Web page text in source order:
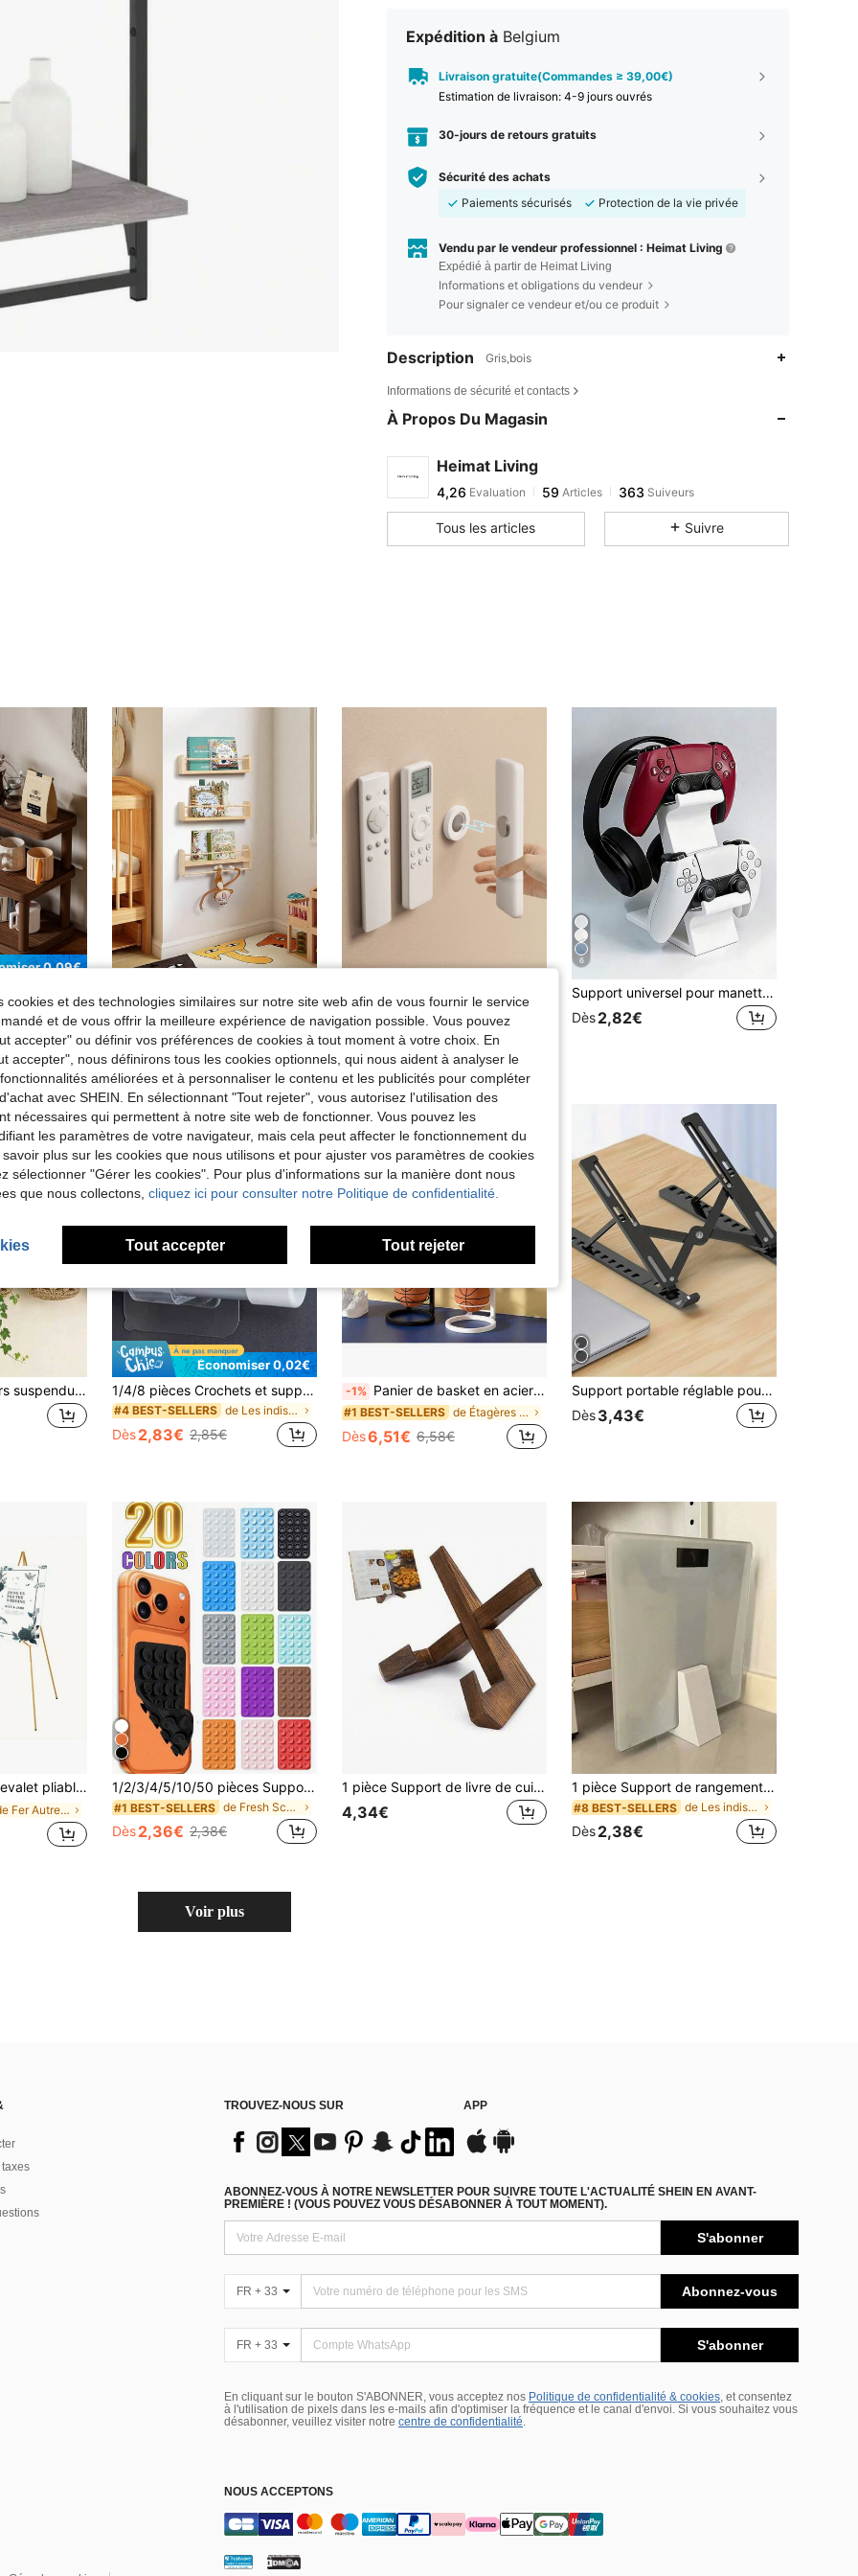
Expédition à Belgium
Livraison gratuite(Commandes ≥ 39,00€)
Estimation de livraison: 4-9 jours ouvrés
30-jours de retours gratuits
Sécurité des achats
Paiements sécurisés
Protection de la vie privée
Vendu par le vendeur professionnel : Heimat Living
Expédié à partir de Heimat Living
Informations et obligations du vendeur
Pour signaler ce vendeur et/ou ce produit
Description Gris,bois
Informations de sécurité et contacts
À Propos Du Magasin
Heimat Living
4,26 Evaluation 59 Articles 363 Suiveurs
Tous les articles Suivre
0,09€
Dès8,84€ 8,87€ #2 BEST-SELLERS
Dès2,58€
6
Support universel pour manette de jeu & casque 3-en-1, support de manette de jeu, organisateur de bureau gain de place, étagère de rangement pour casque pour les joueurs passionnés et les utilisateurs occasionnels, étagère de rangement, accessoire de jeu de bureau, décoration de salle de jeu
Dès2,82€
1/2/3 pièces Paniers suspendus pour plantes d'intérieur, paniers de rangement tressés à la main, convenant aux plantes de moins de 4 pouces, support mural pour plantes d'intérieur, pot de fleurs mural d'intérieur, pot de fleurs suspendu, panier suspendu pour plantes de salon, ornement suspendu décoratif
Économiser 0,02€
1/4/8 pièces Crochets et supports de tringle à rideaux auto-adhésifs réglables, supports de tringle muraux sans perçage, polyvalents pour salle de bain, cuisine et hôtel, convient pour les tringles à rideaux de 1-2 cm de diamètre, convient pour une utilisation dans la salle de bain
#4 BEST-SELLERS de Les indispensables de l'été Supports et étagère
Dès2,83€ 2,85€
-1% Panier de basket en acier au carbone pour intérieur, peut accueillir un ballon de basket, de football, de volley-ball. Convient pour la maison, la chambre, le salon, l'école et d'autres endroits
#1 BEST-SELLERS de Étagères de sol
Dès6,51€ 6,58€
Support portable réglable pour ordinateur portable - Pliable, support universel pour ordinateur portable/tablette, conception de refroidissement, réglage d'angle ergonomique, convient à tous les ordinateurs, matériau en plastique, compact et léger, support de refroidissement, support pour ordinateur portable, support de bureau pliable, peut soulever un téléphone/une tablette, convient pour une utilisation à la maison ou au bureau, base stable
Dès3,43€
de mariage et de poster, grand chevalet de peinture métallique réglable avec base noire
de Fer Autres supports et étagères de rangement
1/2/3/4/5/10/50 pièces Support de téléphone à ventouse double face en silicone, 24 ventouses par côté, 20 couleurs disponibles, design universel épaissi convenant pour le bureau, les carreaux et les murs de salle de bain, accessoires de téléphone, support de téléphone poulpe, accessoires de téléphone, support de téléphone adhésif, support de téléphone, rentrée scolaire
#1 BEST-SELLERS de Fresh School Living Supports et étagères de ran
Dès2,36€ 2,38€
1 pièce Support de livre de cuisine en bois fait main, style rustique de ferme, convient pour les comptoirs de cuisine et les armoires !
4,34€
1 pièce Support de rangement pour balance, Support de rangement multifonctionnel pour balance électronique, Rangement à fentes gain de place, Support d'empilage de dossiers, Convient pour les petits espaces tels que les salles de bain/cuisines/salons/armoires, Étagère verticale, Rangement, Support
#8 BEST-SELLERS de Les indispensables de l'été Supports et étagère
Dès2,38€
Voir plus
taxes
TROUVEZ-NOUS SUR APP
ABONNEZ-VOUS À NOTRE NEWSLETTER POUR SUIVRE TOUTE L'ACTUALITÉ SHEIN EN AVANT-
PREMIÈRE ! (VOUS POUVEZ VOUS DÉSABONNER À TOUT MOMENT).
S'abonner
FR + 33 Abonnez-vous
FR + 33 S'abonner
En cliquant sur le bouton S'ABONNER, vous acceptez nos Politique de confidentialité & cookies, et consentez
à l'utilisation de pixels dans les e-mails afin d'optimiser la fréquence et le canal d'envoi. Si vous souhaitez vous
désabonner, veuillez visiter notre centre de confidentialité.
NOUS ACCEPTONS
cookies et des technologies similaires sur notre site web afin de vous fournir le service
et de vous offrir la meilleure expérience de navigation possible. Vous pouvez
accepter" ou définir vos préférences de cookies à tout moment à votre choix. En
accepter", nous définirons tous les cookies optionnels, qui nous aident à analyser le
améliorées et à personnaliser le contenu et les publicités pour compléter
avec SHEIN. En sélectionnant "Tout rejeter", vous autorisez l'utilisation des
nécessaires qui permettent à notre site web de fonctionner. Vous pouvez les
les paramètres de votre navigateur, mais cela peut affecter le fonctionnement du
plus sur les cookies que nous utilisons et pour ajuster vos paramètres de cookies
sélectionner "Gérer les cookies". Pour plus d'informations sur la manière dont nous
que nous collectons, cliquez ici pour consulter notre Politique de confidentialité.
Tout accepter Tout rejeter